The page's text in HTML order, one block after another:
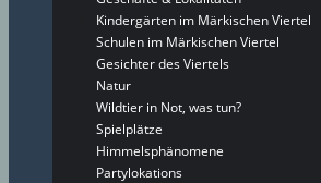
Kindergärten im Märkischen Viertel
Schulen im Märkischen Viertel
Gesichter des Viertels
Natur
Wildtier in Not, was tun?
Spielplätze
Himmelsphänomene
Partylokations